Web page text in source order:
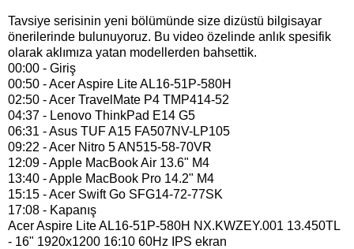
Tavsiye serisinin yeni bölümünde size dizüstü bilgisayar
önerilerinde bulunuyoruz. Bu video özelinde anlık spesifik
olarak aklımıza yatan modellerden bahsettik.
00:00 - Giriş
00:50 - Acer Aspire Lite AL16-51P-580H
02:50 - Acer TravelMate P4 TMP414-52
04:37 - Lenovo ThinkPad E14 G5
06:31 - Asus TUF A15 FA507NV-LP105
09:22 - Acer Nitro 5 AN515-58-70VR
12:09 - Apple MacBook Air 13.6" M4
13:40 - Apple MacBook Pro 14.2" M4
15:15 - Acer Swift Go SFG14-72-77SK
17:08 - Kapanış
Acer Aspire Lite AL16-51P-580H NX.KWZEY.001 13.450TL
- 16" 1920x1200 16:10 60Hz IPS ekran